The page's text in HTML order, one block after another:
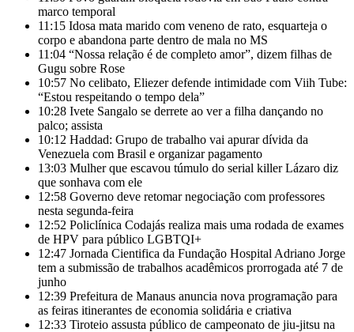
marco temporal
11:15 Idosa mata marido com veneno de rato, esquarteja o
corpo e abandona parte dentro de mala no MS
11:04 “Nossa relação é de completo amor”, dizem filhas de
Gugu sobre Rose
10:57 No celibato, Eliezer defende intimidade com Viih Tube:
“Estou respeitando o tempo dela”
10:28 Ivete Sangalo se derrete ao ver a filha dançando no
palco; assista
10:12 Haddad: Grupo de trabalho vai apurar dívida da
Venezuela com Brasil e organizar pagamento
13:03 Mulher que escavou túmulo do serial killer Lázaro diz
que sonhava com ele
12:58 Governo deve retomar negociação com professores
nesta segunda-feira
12:52 Policlínica Codajás realiza mais uma rodada de exames
de HPV para público LGBTQI+
12:47 Jornada Cientifica da Fundação Hospital Adriano Jorge
tem a submissão de trabalhos acadêmicos prorrogada até 7 de
junho
12:39 Prefeitura de Manaus anuncia nova programação para
as feiras itinerantes de economia solidária e criativa
12:33 Tiroteio assusta público de campeonato de jiu-jitsu na